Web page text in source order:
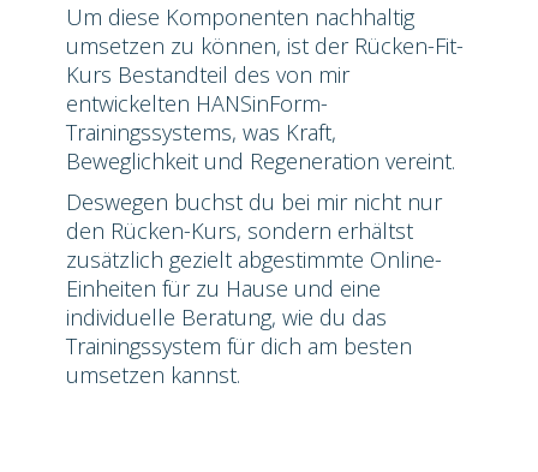
Um diese Komponenten nachhaltig
umsetzen zu können, ist der Rücken-Fit-
Kurs Bestandteil des von mir
entwickelten HANSinForm-
Trainingssystems, was Kraft,
Beweglichkeit und Regeneration vereint.
Deswegen buchst du bei mir nicht nur
den Rücken-Kurs, sondern erhältst
zusätzlich gezielt abgestimmte Online-
Einheiten für zu Hause und eine
individuelle Beratung, wie du das
Trainingssystem für dich am besten
umsetzen kannst.